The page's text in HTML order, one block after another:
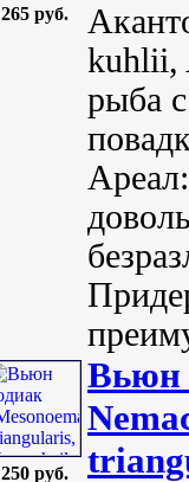
265 руб.
kuhlii,
рыба
250 руб.
Вьюн